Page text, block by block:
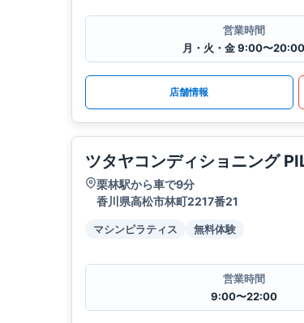
営業時間
月・火・金 9:00〜20:00
店舗情報
ツタヤコンディショニング
栗林駅から車で9分
香川県高松市林町2217番21
マシンピラティス 無料体験
営業時間
9:00〜22:00